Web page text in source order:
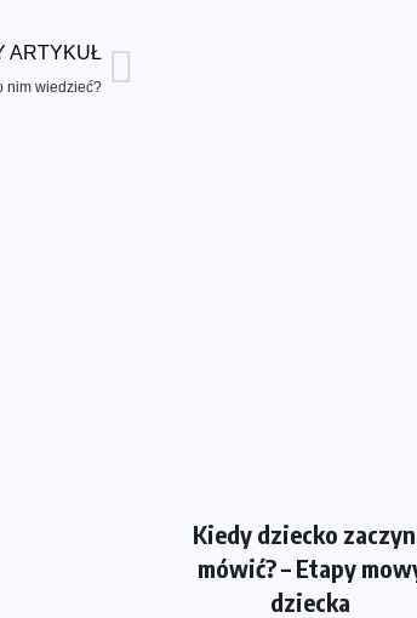
ARTYKUŁ
nim wiedzieć?
Kiedy dziecko
mówić? – Etapy
dziecka